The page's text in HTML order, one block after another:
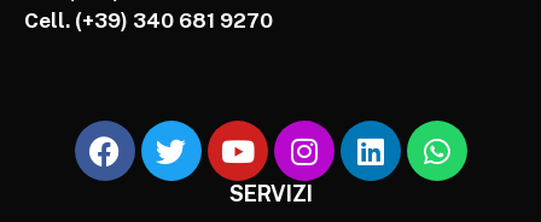
Cell. (+39) 340 681 9270
SERVIZI